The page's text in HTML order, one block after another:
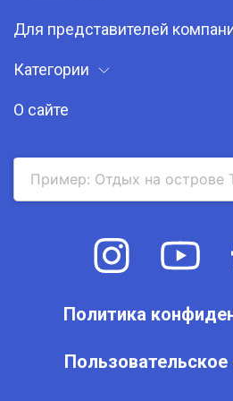
Для представителей
Категории
О сайте
Политика